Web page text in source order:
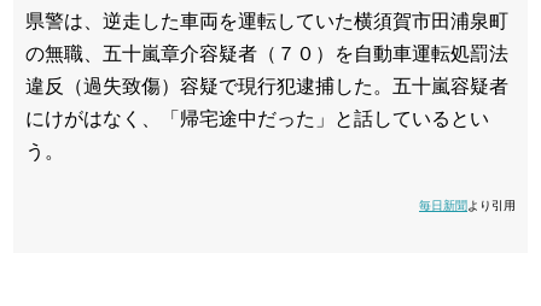
県警は、逆走した車両を運転していた横須賀市田浦泉町
の無職、五十嵐章介容疑者（７０）を自動車運転処罰法
違反（過失致傷）容疑で現行犯逮捕した。五十嵐容疑者
にけがはなく、「帰宅途中だった」と話しているとい
う。
毎日新聞より引用